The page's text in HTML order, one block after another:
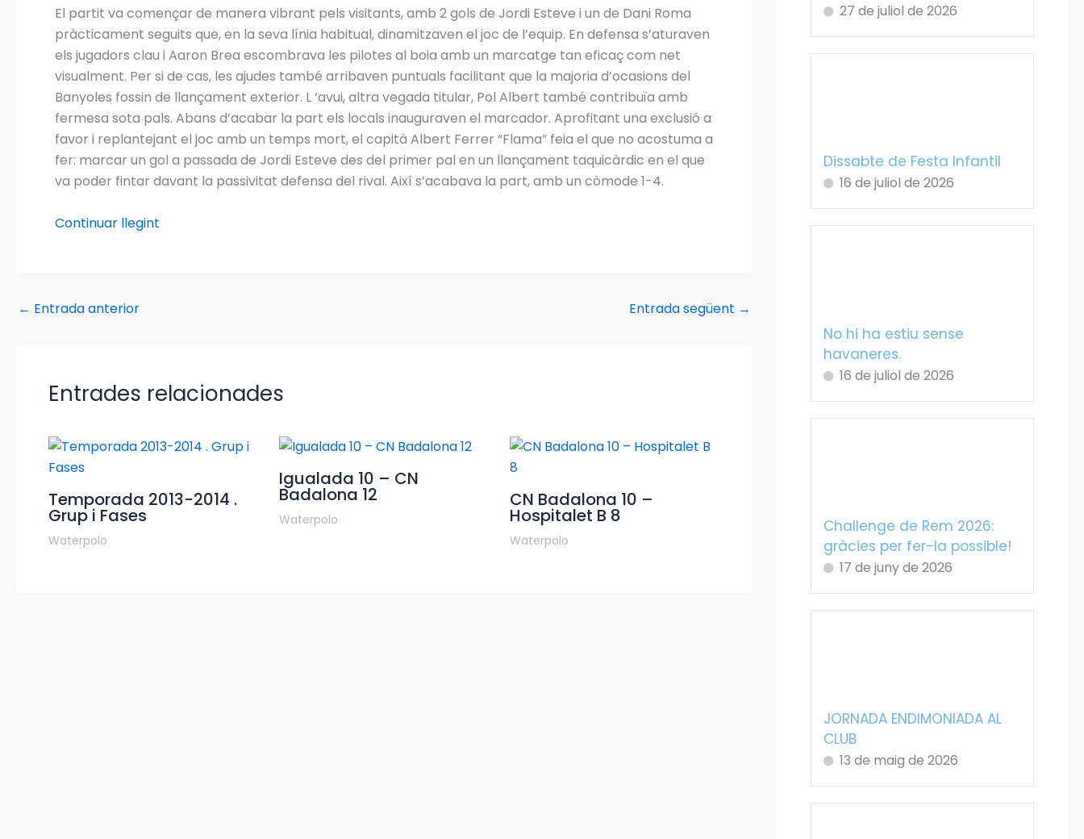
El partit va començar de manera vibrant pels visitants, amb 2 gols de Jordi Esteve i un de Dani Roma
pràcticament seguits que, en la seva línia habitual, dinamitzaven el joc de l’equip. En defensa s’aturaven
els jugadors clau i Aaron Brea escombrava les pilotes al boia amb un marcatge tan eficaç com net
visualment. Per si de cas, les ajudes també arribaven puntuals facilitant que la majoria d’ocasions del
Banyoles fossin de llançament exterior. L ‘avui, altra vegada titular, Pol Albert també contribuïa amb
fermesa sota pals. Abans d’acabar la part els locals inauguraven el marcador. Aprofitant una exclusió a
favor i replantejant el joc amb un temps mort, el capità Albert Ferrer “Flama” feia el que no acostuma a
fer: marcar un gol a passada de Jordi Esteve des del primer pal en un llançament taquicàrdic en el que
va poder fintar davant la passivitat defensa del rival. Així s’acabava la part, amb un còmode 1-4.
Continuar llegint
← Entrada anterior Entrada següent →
Entrades relacionades
Temporada 2013-2014 .
Grup i Fases
Waterpolo
Igualada 10 – CN
Badalona 12
Waterpolo
CN Badalona 10 –
Hospitalet B 8
Waterpolo
27 de juliol de 2026
Dissabte de Festa Infantil
16 de juliol de 2026
No hi ha estiu sense
havaneres.
16 de juliol de 2026
Challenge de Rem 2026:
gràcies per fer-la possible!
17 de juny de 2026
JORNADA ENDIMONIADA AL
CLUB
13 de maig de 2026